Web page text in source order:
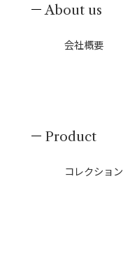
About us
会社概要
Product
コレクション